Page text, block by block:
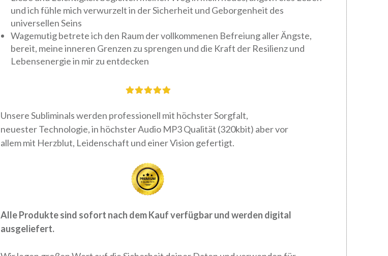
und ich fühle mich verwurzelt in der Sicherheit und Geborgenheit des
universellen Seins
Wagemutig betrete ich den Raum der vollkommenen Befreiung aller Ängste,
bereit, meine inneren Grenzen zu sprengen und die Kraft der Resilienz und
Lebensenergie in mir zu entdecken
Unsere Subliminals werden professionell mit höchster Sorgfalt,
neuesterTechnologie, in höchster Audio MP3 Qualität (320kbit) aber vor
allem mit Herzblut, Leidenschaft und einer Vision gefertigt.
Alle Produkte sind sofort nach demKauf verfügbar und werden digital
ausgeliefert.